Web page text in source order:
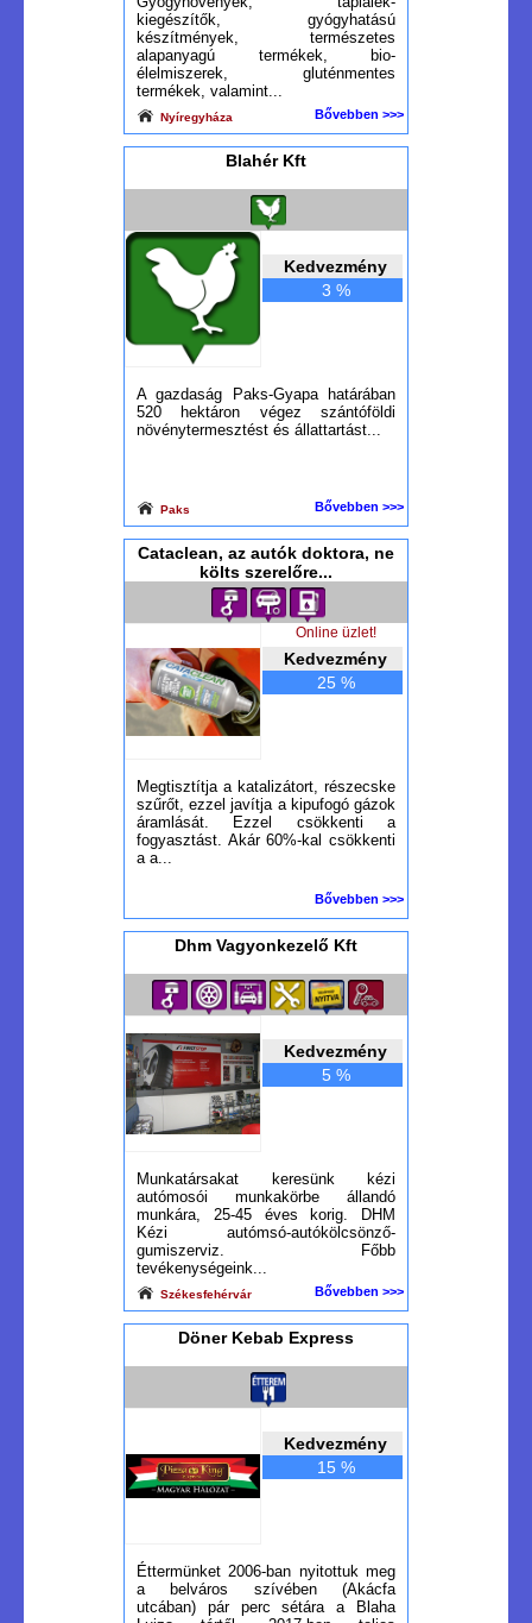
kiegészítők, gyógyhatású
készítmények, természetes
alapanyagú termékek, bio-
élelmiszerek, gluténmentes
termékek, valamint...
Nyíregyháza Bővebben >>>
Blahér Kft
Kedvezmény
3 %
A gazdaság Paks-Gyapa határában
520 hektáron végez szántóföldi
növénytermesztést és állattartást...
Paks Bővebben >>>
Cataclean, az autók doktora, ne
költs szerelőre...
Kedvezmény
25 %
Online üzlet!
Megtisztítja a katalizátort, részecske
szűrőt, ezzel javítja a kipufogó gázok
áramlását. Ezzel csökkenti a
fogyasztást. Akár 60%-kal csökkenti
a a...
Bővebben >>>
Dhm Vagyonkezelő Kft
Kedvezmény
5 %
Munkatársakat keresünk kézi
autómosói munkakörbe állandó
munkára, 25-45 éves korig. DHM
Kézi autómsó-autókölcsönző-
gumiszerviz. Főbb
tevékenységeink...
Székesfehérvár Bővebben >>>
Döner Kebab Express
Kedvezmény
15 %
Éttermünket 2006-ban nyitottuk meg
a belváros szívében (Akácfa
utcában) pár perc sétára a Blaha